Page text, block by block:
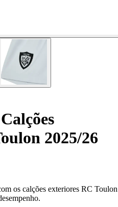
Calções
2025/26
os calções exteriores RC Toulon